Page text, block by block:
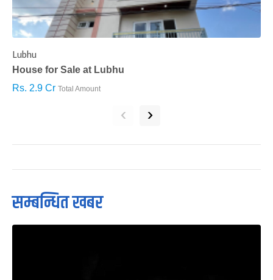
Lubhu
House for Sale at Lubhu
Rs. 2.9 Cr Total Amount
‹ ›
सम्बन्धित खबर